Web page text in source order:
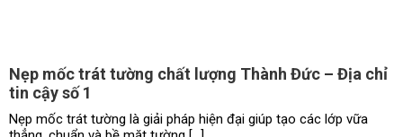
Nẹp mốc trát tường chất lượng Thành Đức – Địa chỉ
tin cậy số 1
Nẹp mốc trát tường là giải pháp hiện đại giúp tạo các lớp vữa